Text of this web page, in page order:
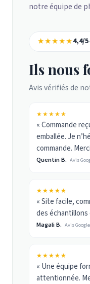
notre équipe de
★★★★★4,4/5
Ils nous
Avis vérifiés de
★★★★★
« Commande
emballée. Je
commande.
Quentin B. Avis
★★★★★
« Site facile,
des échantillons
Magali B. Avis Google
★★★★★
« Une équipe
attentionnée.